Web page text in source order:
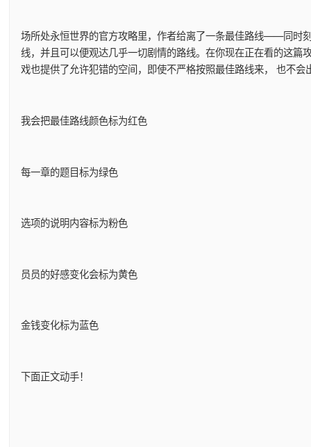
场所处永恒世界的官方攻略里，作者给离了一条最佳路线——同时
线，并且可以便观达几乎一切剧情的路线。在你现在正在看的这篇
戏也提供了允许犯错的空间，即使不严格按照最佳路线来， 也不会
我会把最佳路线颜色标为红色
每一章的题目标为绿色
选项的说明内容标为粉色
员员的好感变化会标为黄色
金钱变化标为蓝色
下面正文动手！